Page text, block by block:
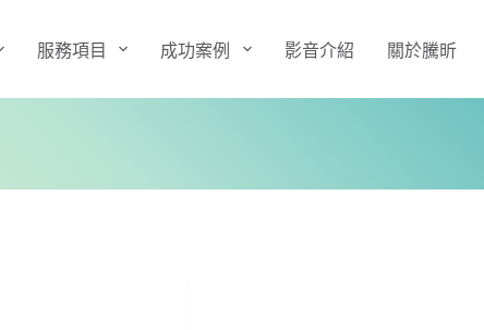
服務項目 成功案例 影音介紹 關於騰昕